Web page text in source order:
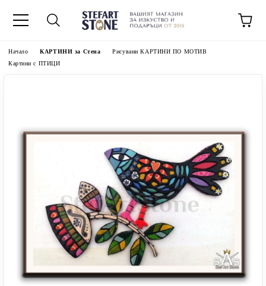
Начало КАРТИНИ за Стена
Рисувани КАРТИНИ ПО МОТИВ
Картини с ПТИЦИ